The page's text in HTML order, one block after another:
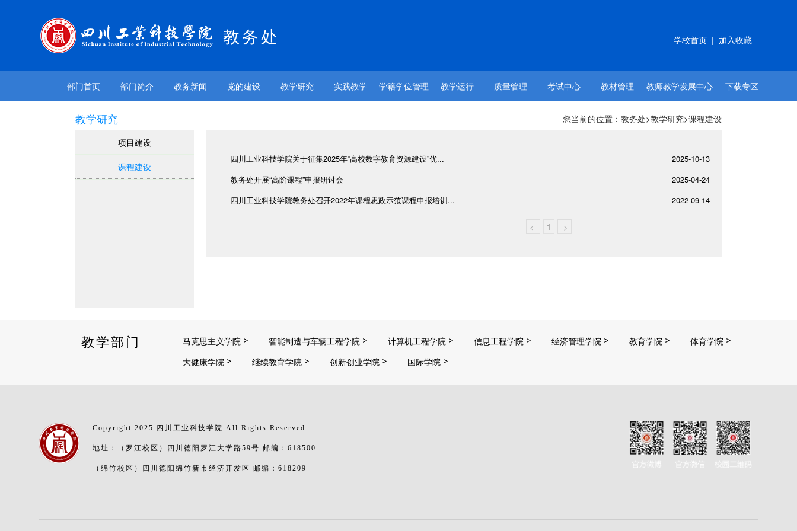
教务处 学校首页 | 加入收藏
部门首页 部门简介 教务新闻 党的建设 教学研究 实践教学 学籍学位管理 教学运行 质量管理 考试中心 教材管理 教师教学发展中心 下载专区
教学研究
项目建设
课程建设
您当前的位置： 教务处>教学研究>课程建设
四川工业科技学院关于征集2025年“高校数字教育资源建设”优...
2025-10-13
教务处开展“高阶课程”申报研讨会
2025-04-24
四川工业科技学院教务处召开2022年课程思政示范课程申报培训...
2022-09-14
< 1 >
教学部门 马克思主义学院 智能制造与车辆工程学院 计算机工程学院 信息工程学院 经济管理学院 教育学院
体育学院
大健康学院
继续教育学院 创新创业学院 国际学院
Copyright 2025 四川工业科技学院.All Rights Reserved
地址：（罗江校区）四川德阳罗江大学路59号 邮编：618500
（绵竹校区）四川德阳绵竹新市经济开发区 邮编：618209